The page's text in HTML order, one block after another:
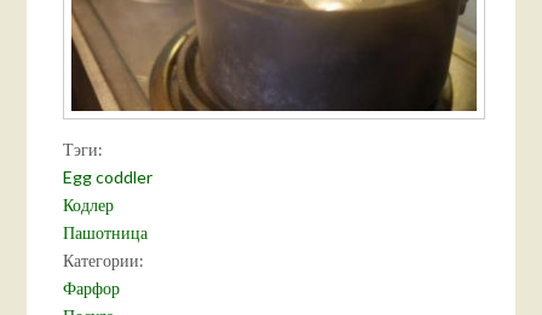
Тэги:
Egg coddler
Кодлер
Пашотница
Категории:
Фарфор